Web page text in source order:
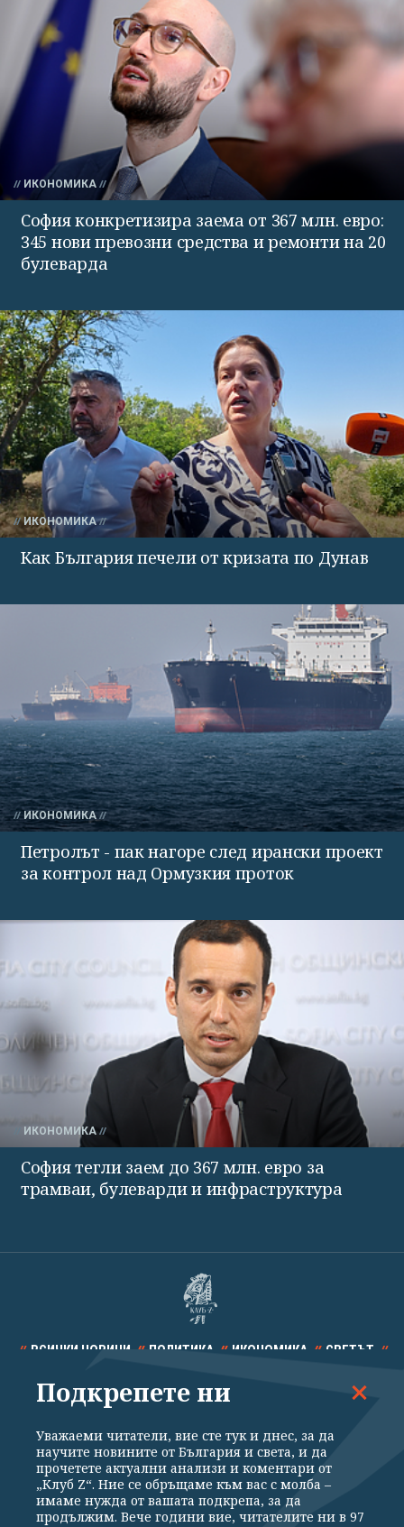
ИКОНОМИКА
София конкретизира заема от 367 млн. евро:
345 нови превозни средства и ремонти на 20
булеварда
ИКОНОМИКА
Как България печели от кризата по Дунав
ИКОНОМИКА
Петролът - пак нагоре след ирански проект
за контрол над Ормузкия проток
ИКОНОМИКА
София тегли заем до 367 млн. евро за
трамваи, булеварди и инфраструктура
ВСИЧКИ НОВИНИ ПОЛИТИКА ИКОНОМИКА СВЕТЪТ
СПОРТ КУЛТУРА ТЕХНОЛОГИИ КАЛЕЙДОСКОП
Подкрепете ни
Уважаеми читатели, вие сте тук и днес, за да
научите новините от България и света, и да
прочетете актуални анализи и коментари от
„Клуб Z“. Ние се обръщаме към вас с молба –
имаме нужда от вашата подкрепа, за да
продължим. Вече години вие, читателите ни в 97